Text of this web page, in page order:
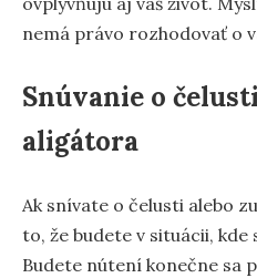
nemá právo rozhodovať o
Snúvanie o
aligátora
Ak snívate o čelusti alebo
to, že budete v situácii,
Budete nútení konečne sa